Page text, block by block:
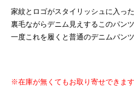
家紋とロゴがスタイリッシュに入っ
裏毛ながらデニム見えするこのパン
一度これを履くと普通のデニムパン
※在庫が無くてもお取り寄せできま